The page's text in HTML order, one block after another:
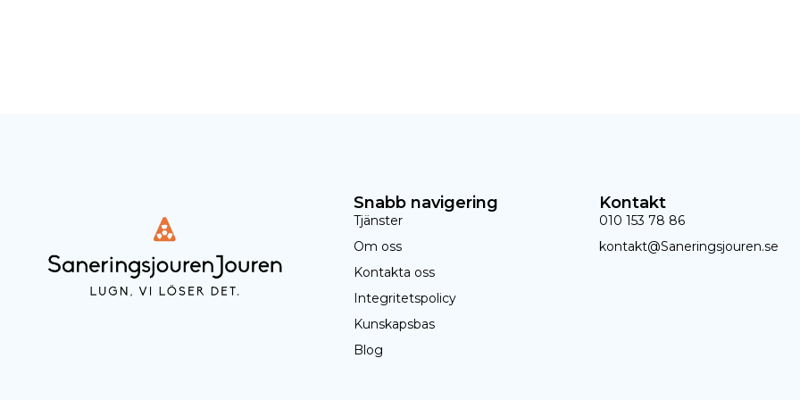
Snabb navigering
Tjänster
Om oss
Kontakta oss
Integritetspolicy
Kunskapsbas
Blog
Kontakt
010 153 78 86
kontakt@Saneringsjouren.se